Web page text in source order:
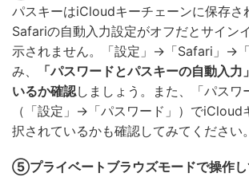
パスキーはiCloudキーチェーンに保存さ
Safariの自動入力設定がオフだとサイン
示されません。「設定」→「Safari」→
み、
「パスワードとパスキーの自動入
いるか確認しましょう。また、「パスワ
（「設定」→「パスワード」）でiCloud
択されているかも確認してみてください。
⑤プライベートブラウズモードで操作し